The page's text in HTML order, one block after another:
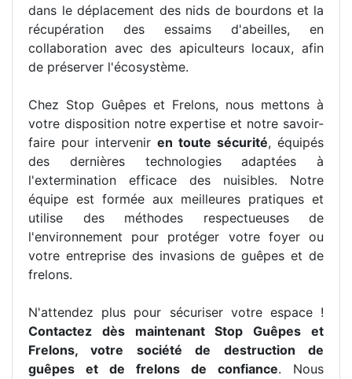
dans le déplacement des nids de bourdons et la
récupération des essaims d'abeilles, en
collaboration avec des apiculteurs locaux, afin
de préserver l'écosystème.
Chez Stop Guêpes et Frelons, nous mettons à
votre disposition notre expertise et notre savoir-
faire pour intervenir en toute sécurité, équipés
des dernières technologies adaptées à
l'extermination efficace des nuisibles. Notre
équipe est formée aux meilleures pratiques et
utilise des méthodes respectueuses de
l'environnement pour protéger votre foyer ou
votre entreprise des invasions de guêpes et de
frelons.
N'attendez plus pour sécuriser votre espace !
Contactez dès maintenant Stop Guêpes et
Frelons, votre société de destruction de
guêpes et de frelons de confiance. Nous